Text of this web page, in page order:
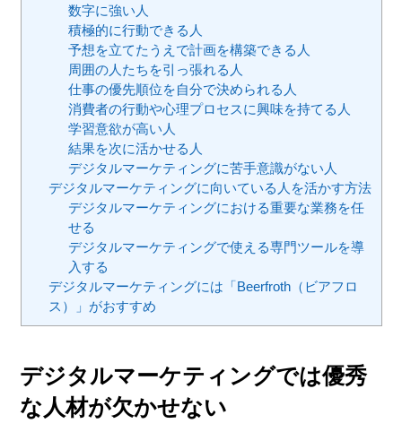
数字に強い人
積極的に行動できる人
予想を立てたうえで計画を構築できる人
周囲の人たちを引っ張れる人
仕事の優先順位を自分で決められる人
消費者の行動や心理プロセスに興味を持てる人
学習意欲が高い人
結果を次に活かせる人
デジタルマーケティングに苦手意識がない人
デジタルマーケティングに向いている人を活かす方法
デジタルマーケティングにおける重要な業務を任
せる
デジタルマーケティングで使える専門ツールを導
入する
デジタルマーケティングには「Beerfroth（ビアフロ
ス）」がおすすめ
デジタルマーケティングでは優秀
な人材が欠かせない